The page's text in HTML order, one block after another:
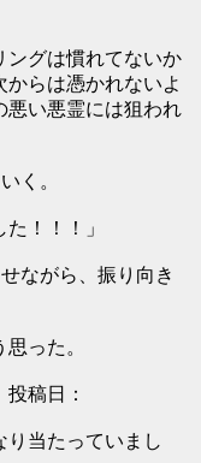
ングは慣れてないか
らは憑かれないよ
悪い悪霊には狙われ
く。
！！！」
ながら、振り向き
った。
投稿日：
り当たっていまし